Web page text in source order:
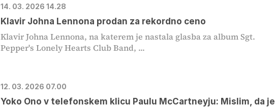
14. 03. 2026 14.28
Klavir Johna Lennona prodan za rekordno ceno
Klavir Johna Lennona, na katerem je nastala glasba za album Sgt.
Pepper's Lonely Hearts Club Band, ...
12. 03. 2026 07.00
Yoko Ono v telefonskem klicu Paulu McCartneyju: Mislim, da je